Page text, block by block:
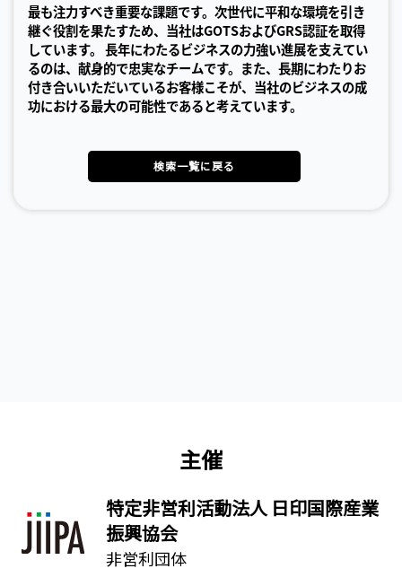
最も注力すべき重要な課題です。次世代に平和な環境を引き
継ぐ役割を果たすため、当社はGOTSおよびGRS認証を取得
しています。 長年にわたるビジネスの力強い進展を支えてい
るのは、献身的で忠実なチームです。また、長期にわたりお
付き合いいただいているお客様こそが、当社のビジネスの成
功における最大の可能性であると考えています。
検索一覧に戻る
主催
特定非営利活動法人 日印国際産業
振興協会
非営利団体